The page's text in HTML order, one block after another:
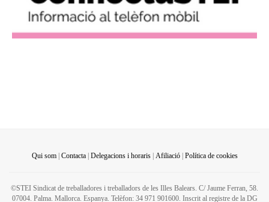
Qui som| Contacta| Delegacions i horaris| Afiliació| Política de cookies
©STEI Sindicat de treballadores i treballadors de les Illes Balears. C/ Jaume Ferran, 58.
07004. Palma. Mallorca. Espanya. Telèfon: 34 971 901600. Inscrit al registre de la DG